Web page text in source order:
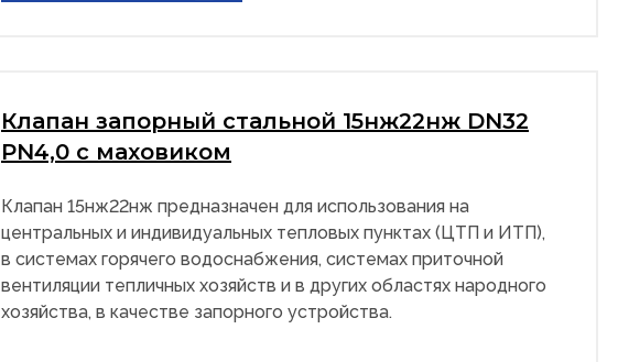
Клапан запорный стальной 15нж22нж DN32
PN4,0 с маховиком
Клапан 15нж22нж предназначен для использования на
центральных и индивидуальных тепловых пунктах (ЦТП и ИТП),
в системах горячего водоснабжения, системах приточной
вентиляции тепличных хозяйств и в других областях народного
хозяйства, в качестве запорного устройства.